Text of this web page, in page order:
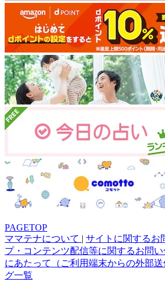
PAGETOP
ママテナについて | サイトに関するお
プ・コンテンツ配信等に関するお問
にあたって（ご利用端末からの外部送
グ一覧